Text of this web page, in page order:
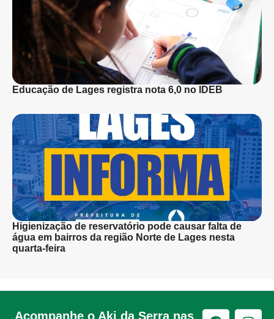
Educação de Lages registra nota 6,0 no IDEB
Higienização de reservatório pode causar falta de
água em bairros da região Norte de Lages nesta
quarta-feira
Acompanhe o Aki da Serra nas